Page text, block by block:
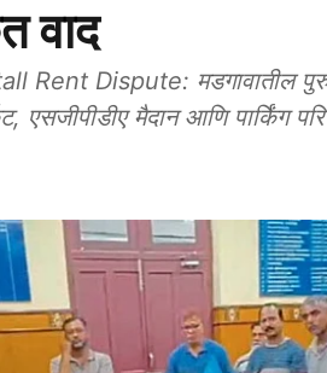
वाद
Dispute: मडगावातील
एसजीपीडीए मैदान आणि पार्किंग